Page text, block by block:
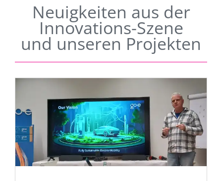
Neuigkeiten aus der
Innovations-Szene
und unseren Projekten